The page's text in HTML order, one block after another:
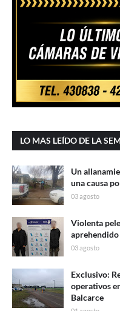
LO MAS LEÍDO DE LA
Un
una causa
03 agosto
Violenta
03 agosto
Exclusivo:
operativos
Balcarce